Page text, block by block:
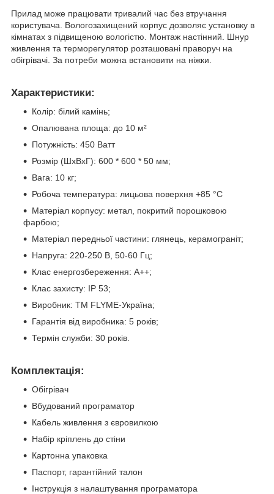
Прилад може працювати тривалий час без втручання
користувача. Вологозахищений корпус дозволяє установку в
кімнатах з підвищеною вологістю. Монтаж настінний. Шнур
живлення та терморегулятор розташовані праворуч на
обігрівачі. За потреби можна встановити на ніжки.
Характеристики:
Колір: білий камінь;
Опалювана площа: до 10 м²
Потужність: 450 Ватт
Розмір (ШхВхГ): 600 * 600 * 50 мм;
Вага: 10 кг;
Робоча температура: лицьова поверхня +85 °С
Матеріал корпусу: метал, покритий порошковою
фарбою;
Матеріал передньої частини: глянець, керамограніт;
Напруга: 220-250 В, 50-60 Гц;
Клас енергозбереження: A++;
Клас захисту: IP 53;
Виробник: TM FLYME-Україна;
Гарантія від виробника: 5 років;
Термін служби: 30 років.
Комплектація:
Обігрівач
Вбудований програматор
Кабель живлення з євровилкою
Набір кріплень до стіни
Картонна упаковка
Паспорт, гарантійний талон
Інструкція з налаштування програматора